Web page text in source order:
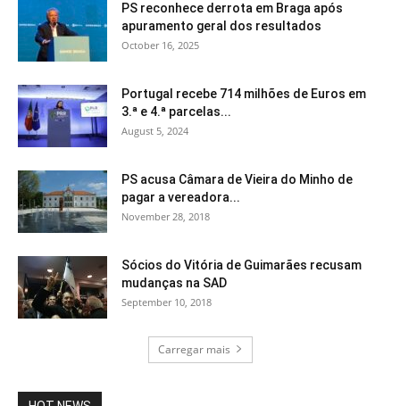
PS reconhece derrota em Braga após
apuramento geral dos resultados
October 16, 2025
Portugal recebe 714 milhões de Euros em
3.ª e 4.ª parcelas...
August 5, 2024
PS acusa Câmara de Vieira do Minho de
pagar a vereadora...
November 28, 2018
Sócios do Vitória de Guimarães recusam
mudanças na SAD
September 10, 2018
Carregar mais